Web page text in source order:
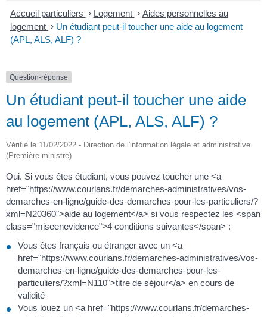
Accueil particuliers > Logement > Aides personnelles au
logement > Un étudiant peut-il toucher une aide au logement
(APL, ALS, ALF) ?
Question-réponse
Un étudiant peut-il toucher une aide
au logement (APL, ALS, ALF) ?
Vérifié le 11/02/2022 - Direction de l'information légale et administrative
(Première ministre)
Oui. Si vous êtes étudiant, vous pouvez toucher une <a
href="https://www.courlans.fr/demarches-administratives/vos-
demarches-en-ligne/guide-des-demarches-pour-les-particuliers/?
xml=N20360">aide au logement</a> si vous respectez les <span
class="miseenevidence">4 conditions suivantes</span> :
Vous êtes français ou étranger avec un <a
href="https://www.courlans.fr/demarches-administratives/vos-
demarches-en-ligne/guide-des-demarches-pour-les-
particuliers/?xml=N110">titre de séjour</a> en cours de
validité
Vous louez un <a href="https://www.courlans.fr/demarches-